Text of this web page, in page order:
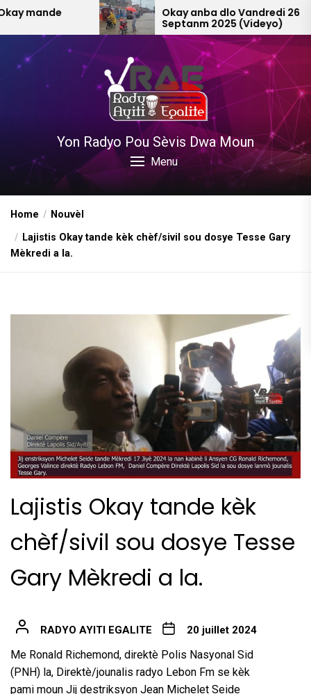
Skip
content
Okay anba dlo Vandredi 26
Septanm 2025 (Videyo)
Yon Radyo Pou Sèvis Dwa Moun
Menu
Home
Nouvèl
Lajistis Okay tande kèk chèf/sivil sou dosye Tesse Gary
Mèkredi a la.
Lajistis Okay tande kèk
chèf/sivil sou dosye Tesse
Gary Mèkredi a la.
RADYO AYITI EGALITE 20 juillet 2024
Me Ronald Richemond, direktè Polis Nasyonal Sid
(PNH) la, Direktè/jounalis radyo Lebon Fm se kèk
pami moun Jij destriksyon Jean Michelet Seide